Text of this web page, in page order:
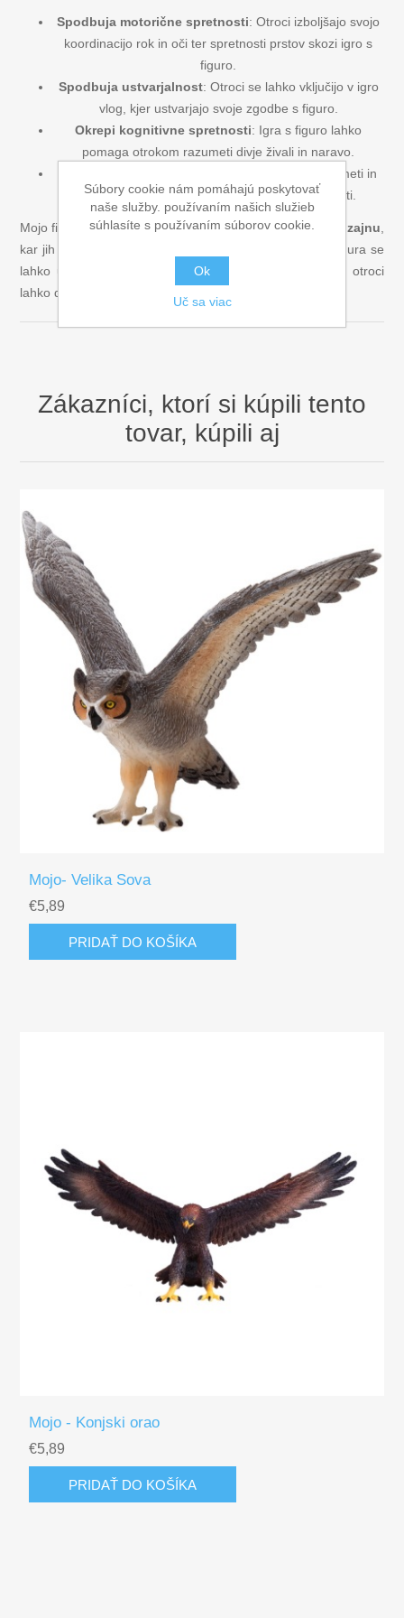
Spodbuja motorične spretnosti: Otroci izboljšajo svojo
koordinacijo rok in oči ter spretnosti prstov skozi igro s
figuro.
Spodbuja ustvarjalnost: Otroci se lahko vključijo v igro
vlog, kjer ustvarjajo svoje zgodbe s figuro.
Okrepi kognitivne spretnosti: Igra s figuro lahko
pomaga otrokom razumeti divje živali in naravo.
: Skozi igro se otroci učijo razumeti in
čutiti za druge, kar spodbuja socialne spretnosti.
Mojo figure so znane po svojikvalitetiinrealističnem dizajnu
kar jih naredi priljubljene tako med otroki kot starši. Ta figura se
lahko uporablja za individualno igro in v skupinah, kjer otroci
lahko delijo in komunicirajo svoje izkušnje.
Zákazníci, ktorí si kúpili tento
tovar, kúpili aj
Mojo- Velika Sova
€5,89
PRIDAŤ DO KOŠÍKA
Mojo - Konjski orao
€5,89
PRIDAŤ DO KOŠÍKA
Súbory cookie nám pomáhajú poskytovať
naše služby. používaním našich služieb
súhlasíte s používaním súborov cookie.
Ok
Uč sa viac